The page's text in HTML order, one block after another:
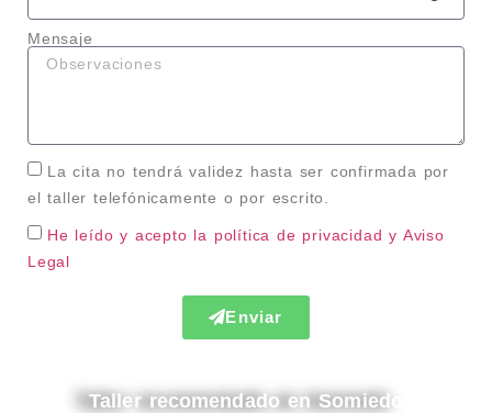
Mensaje
La cita no tendrá validez hasta ser confirmada por
el taller telefónicamente o por escrito.
He leído y acepto la política de privacidad y Aviso
Legal
Enviar
Taller recomendado en Somiedo